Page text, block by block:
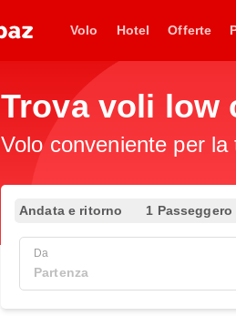
Volo Hotel Offerte
Trova voli low
Volo conveniente per
Andata e ritorno 1 Passeggero
Da